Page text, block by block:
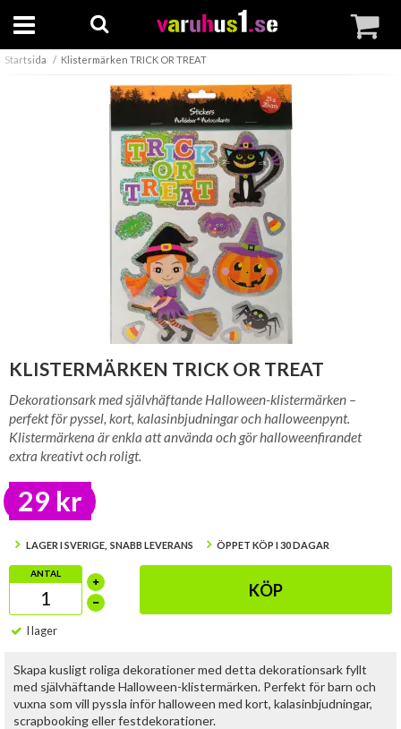
Startsida Klistermärken TRICK OR TREAT
KLISTERMÄRKEN TRICK OR TREAT
Dekorationsark med självhäftande Halloween-klistermärken –
perfekt för pyssel, kort, kalasinbjudningar och halloweenpynt.
Klistermärkena är enkla att använda och gör halloweenfirandet
extra kreativt och roligt.
29 kr
LAGER I SVERIGE, SNABB LEVERANS ÖPPET KÖP I 30 DAGAR
ANTAL
KÖP
I lager
Skapa kusligt roliga dekorationer med detta dekorationsark fyllt
med självhäftande Halloween-klistermärken. Perfekt för barn och
vuxna som vill pyssla inför halloween med kort, kalasinbjudningar,
scrapbooking eller festdekorationer.